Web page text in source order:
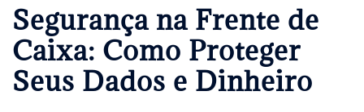
Segurança na Frente de
Caixa: Como Proteger
Seus Dados e Dinheiro